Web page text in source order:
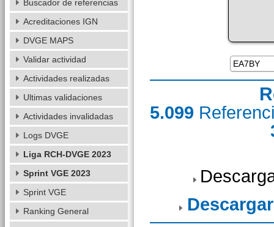
5.099
Buscador de referencias
Acreditaciones IGN
DVGE MAPS
Validar actividad
Actividades realizadas
Ultimas validaciones
Actividades invalidadas
Logs DVGE
Liga RCH-DVGE 2023
Sprint VGE 2023
Sprint VGE
Ranking General